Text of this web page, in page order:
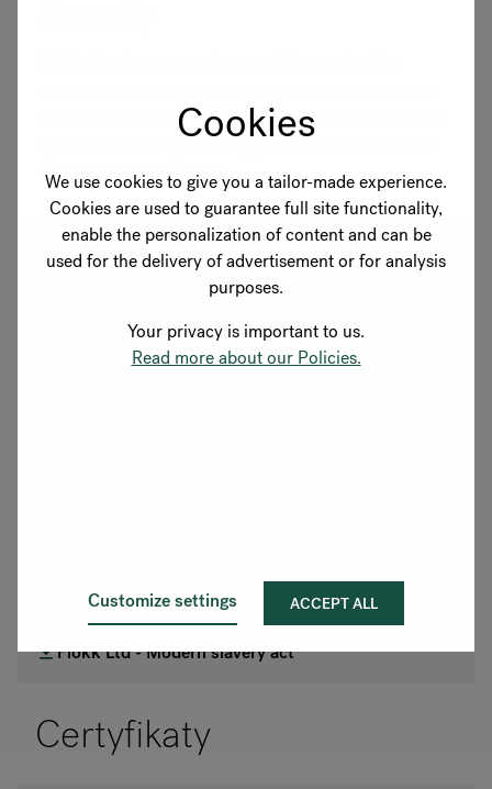
Cookies
We use cookies to give you a tailor-made experience.
Cookies are used to guarantee full site functionality,
enable the personalization of content and can be
used for the delivery of advertisement or for analysis
purposes.
Your privacy is important to us.
Read more about our Policies.
Customize settings ACCEPT ALL
praktykuje zarządzanie oparte na swoich wartościach i
wszystkim pracownikom.
Flokk - kodeks postępowania dla pracowników
Polityka bezpieczeństwa informacji i ochrony
Polityka środowiskowa
Flokk Ltd - Modern slavery act
Certyfikaty